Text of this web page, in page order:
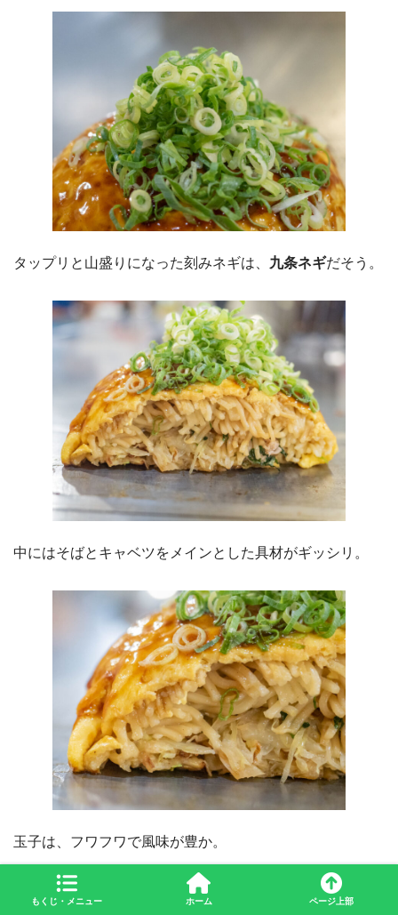
タップリと山盛りになった刻みネギは、 九条ネギだそう。
中にはそばとキャベツをメインとした具材がギッシリ。
玉子は、フワフワで風味が豊か。
もくじ・メニュー ホーム ページ上部